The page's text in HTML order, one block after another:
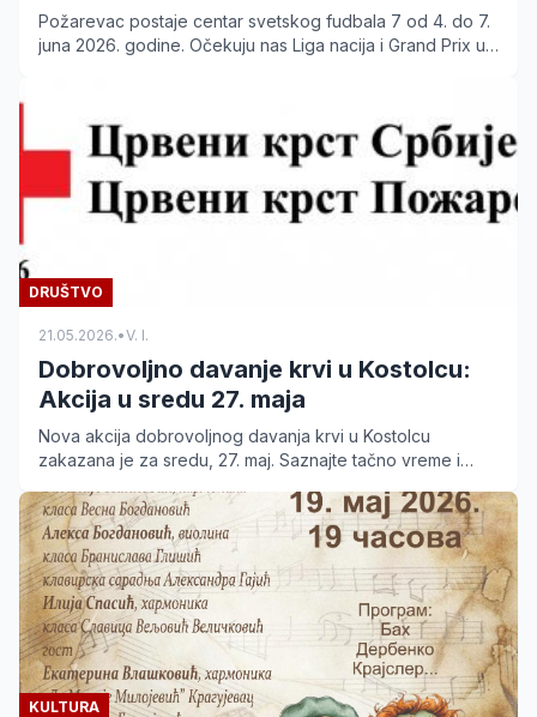
Požarevac postaje centar svetskog fudbala 7 od 4. do 7.
juna 2026. godine. Očekuju nas Liga nacija i Grand Prix uz
DRUŠTVO
21.05.2026.•V. I.
Dobrovoljno davanje krvi u Kostolcu:
Akcija u sredu 27. maja
Nova akcija dobrovoljnog davanja krvi u Kostolcu
zakazana je za sredu, 27. maj. Saznajte tačno vreme i
KULTURA